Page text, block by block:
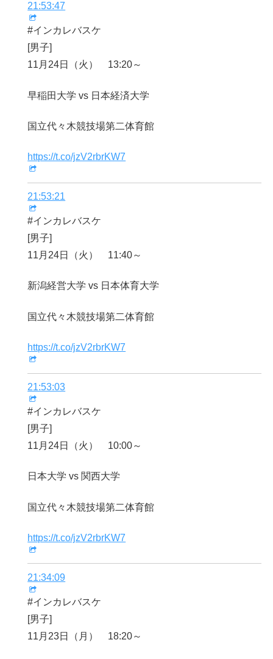
21:53:47
#インカレバスケ
[男子]
11月24日（火） 13:20～
早稲田大学 vs 日本経済大学
国立代々木競技場第二体育館
https://t.co/jzV2rbrKW7
21:53:21
#インカレバスケ
[男子]
11月24日（火） 11:40～
新潟経営大学 vs 日本体育大学
国立代々木競技場第二体育館
https://t.co/jzV2rbrKW7
21:53:03
#インカレバスケ
[男子]
11月24日（火） 10:00～
日本大学 vs 関西大学
国立代々木競技場第二体育館
https://t.co/jzV2rbrKW7
21:34:09
#インカレバスケ
[男子]
11月23日（月） 18:20～